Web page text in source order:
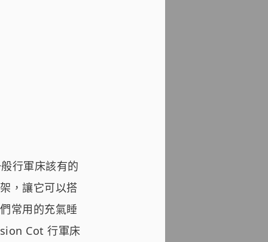
行軍床該有的
，讓它可以搭
常用的充氣睡
Cot 行軍床